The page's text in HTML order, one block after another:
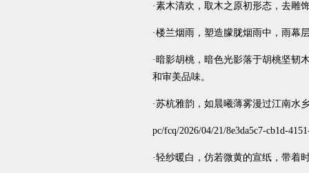
·素木清欢，取木之原初形态，去雕
·楼兰烟雨，塑造朦胧烟雨中，雨幕
·暗影胡桃，暗色光影落于胡桃坚韧
和审美品味。
·苏杭雅韵，如晨曦薄雾漫过江南水
pc/fcq/2026/04/21/8e3da5c7-cb1d-
·轻纱暖白，仿若微黄的宣纸，带着